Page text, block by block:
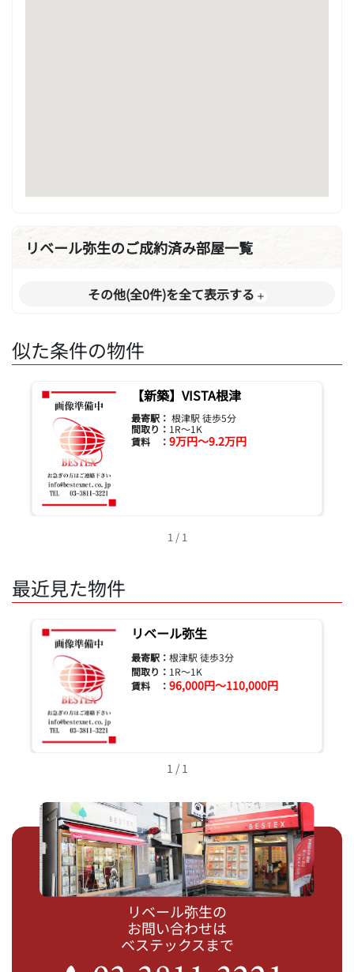
リベール弥生のご成約済み部屋一覧
その他(全0件)を全て表示する
似た条件の物件
【新築】VISTA根津
最寄駅： 根津駅 徒歩5分
間取り： 1R～1K
賃料 ： 9万円～9.2万円
1 / 1
最近見た物件
リベール弥生
最寄駅： 根津駅 徒歩3分
間取り： 1R～1K
賃料 ： 96,000円～110,000円
1 / 1
リベール弥生の
お問い合わせは
ベステックスまで